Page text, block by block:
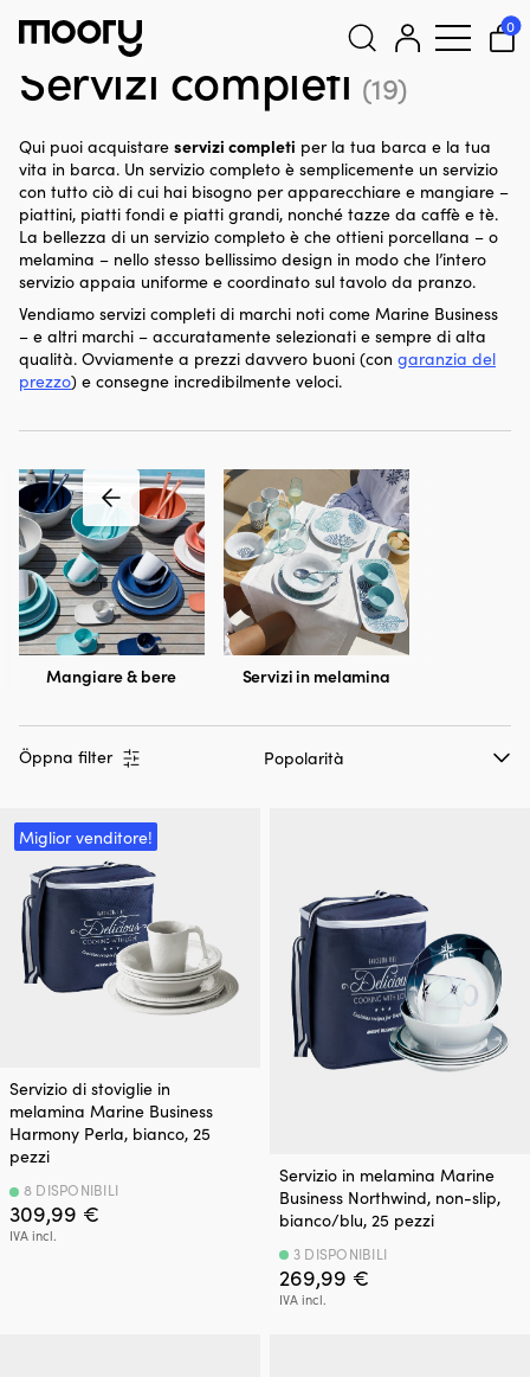
Cerca:
0
-
Servizi completi
Servizi completi (19)
Qui puoi acquistare servizi completi per la tua barca e la tua
vita in barca. Un servizio completo è semplicemente un servizio
con tutto ciò di cui hai bisogno per apparecchiare e mangiare –
piattini, piatti fondi e piatti grandi, nonché tazze da caffè e tè.
La bellezza di un servizio completo è che ottieni porcellana – o
melamina – nello stesso bellissimo design in modo che l’intero
servizio appaia uniforme e coordinato sul tavolo da pranzo.
Vendiamo servizi completi di marchi noti come Marine Business
– e altri marchi – accuratamente selezionati e sempre di alta
qualità. Ovviamente a prezzi davvero buoni (con garanzia del
prezzo) e consegne incredibilmente veloci.
Mangiare & bere Servizi in melamina
Öppna filter
Miglior venditore!
Servizio di stoviglie in
melamina Marine Business
Harmony Perla, bianco, 25
pezzi
309,99 €
IVA incl.
8 DISPONIBILI
Servizio in melamina Marine
Business Northwind, non-slip,
bianco/blu, 25 pezzi
269,99 €
IVA incl.
3 DISPONIBILI